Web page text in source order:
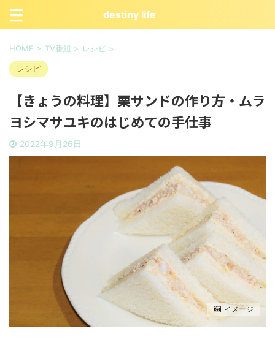
destiny life
HOME > TV番組 > レシピ >
レシピ
【きょうの料理】栗サンドの作り方・ムラ
ヨシマサユキのはじめての手仕事
2022年9月26日
イメージ